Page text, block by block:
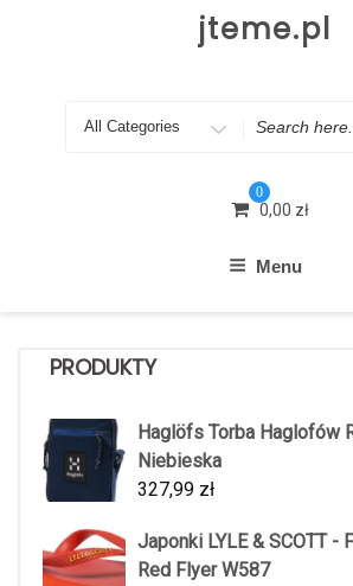
jteme.pl
Search
0
0,00 zł
Menu
PRODUKTY
Haglöfs Torba Haglofów
Niebieska
327,99 zł
Japonki LYLE & SCOTT -
Red Flyer W587